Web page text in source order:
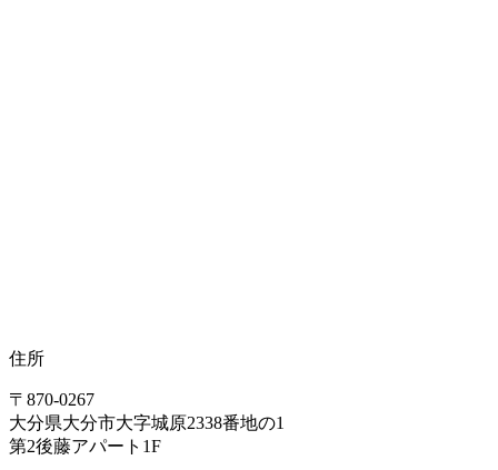
住所
〒870-0267
大分県大分市大字城原2338番地の1
第2後藤アパート1F